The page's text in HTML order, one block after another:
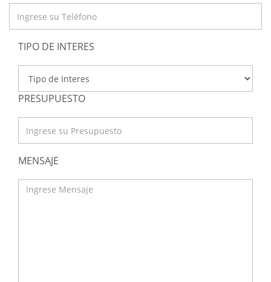
TIPO DE INTERES
PRESUPUESTO
MENSAJE